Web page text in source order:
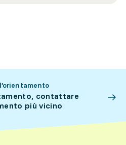
contattare
più vicino